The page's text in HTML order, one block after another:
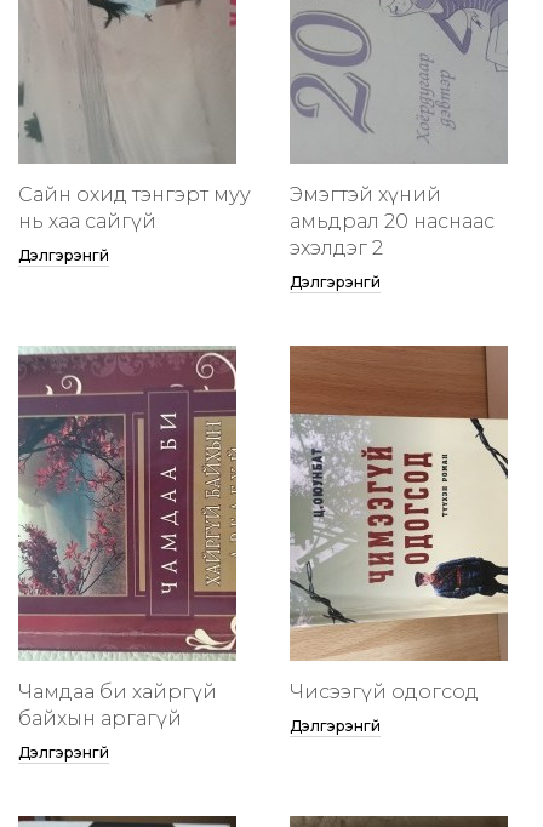
Сайн охид тэнгэрт муу
нь хаа сайгүй
Дэлгэрэнгүй
Эмэгтэй хүний
амьдрал 20 наснаас
эхэлдэг 2
Дэлгэрэнгүй
Чамдаа би хайргүй
байхын аргагүй
Дэлгэрэнгүй
Чисээгүй одогсод
Дэлгэрэнгүй